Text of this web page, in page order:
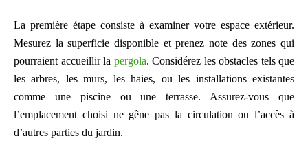
La première étape consiste à examiner votre espace extérieur.
Mesurez la superficie disponible et prenez note des zones qui
pourraient accueillir la pergola. Considérez les obstacles tels que
les arbres, les murs, les haies, ou les installations existantes
comme une piscine ou une terrasse. Assurez-vous que
l’emplacement choisi ne gêne pas la circulation ou l’accès à
d’autres parties du jardin.